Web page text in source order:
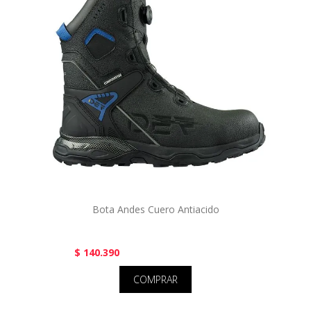
Bota Andes Cuero Antiacido
$ 140.390
COMPRAR